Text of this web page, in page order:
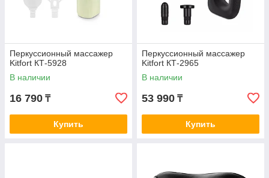
Перкуссионный массажер
Kitfort КТ-5928
В наличии
16 790 ₸
Купить
Перкуссионный массажер
Kitfort КТ-2965
В наличии
53 990 ₸
Купить